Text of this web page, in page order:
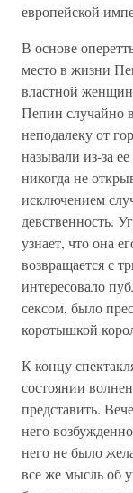
европейской
В основе
место в жизни
властной
Пепин случайно
неподалеку от
называли из-за
никогда не
исключением
девственность.
узнает, что она
возвращается с
интересовало
сексом, было
коротышкой
К концу
состоянии
представить.
него
него не было
все же мысль об